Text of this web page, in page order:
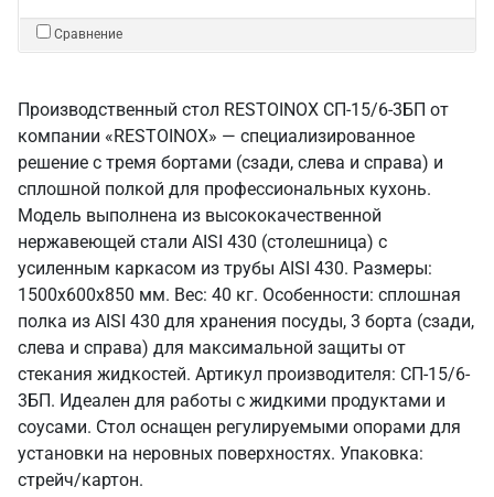
Сравнение
Производственный стол RESTOINOX СП-15/6-3БП от
компании «RESTOINOX» — специализированное
решение с тремя бортами (сзади, слева и справа) и
сплошной полкой для профессиональных кухонь.
Модель выполнена из высококачественной
нержавеющей стали AISI 430 (столешница) с
усиленным каркасом из трубы AISI 430. Размеры:
1500x600x850 мм. Вес: 40 кг. Особенности: сплошная
полка из AISI 430 для хранения посуды, 3 борта (сзади,
слева и справа) для максимальной защиты от
стекания жидкостей. Артикул производителя: СП-15/6-
3БП. Идеален для работы с жидкими продуктами и
соусами. Стол оснащен регулируемыми опорами для
установки на неровных поверхностях. Упаковка:
стрейч/картон.